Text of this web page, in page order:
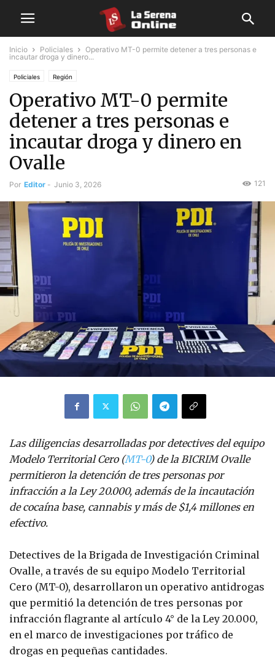
Inicio Policiales
Operativo MT-0 permite detener a tres personas e
incautar droga y dinero...
Policiales Región
Operativo MT-0 permite
detener a tres personas e
incautar droga y dinero en
Ovalle
Por Editor - Junio 3, 2026 121
Las diligencias desarrolladas por detectives del equipo
Modelo Territorial Cero (MT-0) de la BICRIM Ovalle
permitieron la detención de tres personas por
infracción a la Ley 20.000, además de la incautación
de cocaína base, cannabis y más de $1,4 millones en
efectivo.
Detectives de la Brigada de Investigación Criminal
Ovalle, a través de su equipo Modelo Territorial
Cero (MT-0), desarrollaron un operativo antidrogas
que permitió la detención de tres personas por
infracción flagrante al artículo 4° de la Ley 20.000,
en el marco de investigaciones por tráfico de
drogas en pequeñas cantidades.